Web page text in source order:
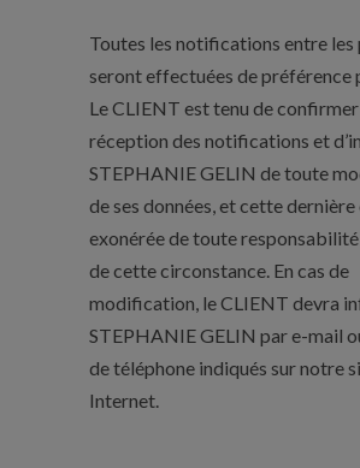
Toutes les notifications entre les
seront effectuées de préférence
Le CLIENT est tenu de
réception des notifications et
STEPHANIE GELIN de toute
de ses données, et cette dernière
exonérée de toute
de cette circonstance. En cas de
modification, le CLIENT devra
STEPHANIE GELIN par e-mail
de téléphone indiqués sur notre
Internet.